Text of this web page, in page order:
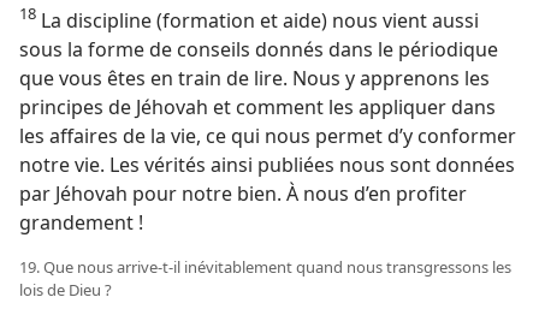
18 La discipline (formation et aide) nous vient aussi
sous la forme de conseils donnés dans le périodique
que vous êtes en train de lire. Nous y apprenons les
principes de Jéhovah et comment les appliquer dans
les affaires de la vie, ce qui nous permet d’y conformer
notre vie. Les vérités ainsi publiées nous sont données
par Jéhovah pour notre bien. À nous d’en profiter
grandement !
19. Que nous arrive-​t-​il inévitablement quand nous transgressons les
lois de Dieu ?